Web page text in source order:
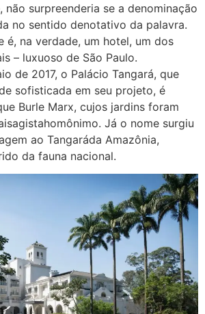
não surpreenderia se a denominação
no sentido denotativo da palavra.
é, na verdade, um hotel, um dos
– luxuoso de São Paulo.
de 2017, o Palácio Tangará, que
sofisticada em seu projeto, é
Burle Marx, cujos jardins foram
Já o nome surgiu
ao Tangaráda Amazônia,
da fauna nacional.